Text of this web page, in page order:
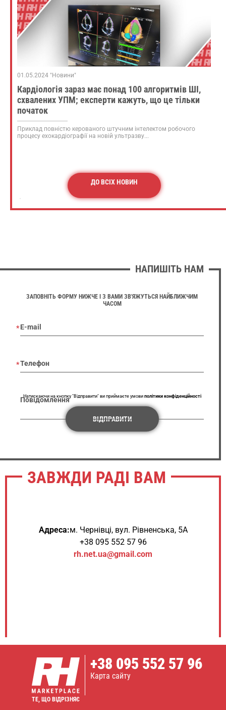
01.05.2024 "Новини"
Кардіологія зараз має понад 100 алгоритмів ШІ,
схвалених УПМ; експерти кажуть, що це тільки
початок
Приклад повністю керованого штучним інтелектом робочого
процесу ехокардіографії на новій ультразву...
ДО ВСІХ НОВИН
НАПИШІТЬ НАМ
ЗАПОВНІТЬ ФОРМУ НИЖЧЕ І З ВАМИ ЗВ'ЯЖУТЬСЯ НАЙБЛИЖЧИМ
ЧАСОМ
E-mail
Телефон
Повідомлення
Натискаючи на кнопку "Відправити" ви приймаєте умови політики конфіденційності
ВІДПРАВИТИ
ЗАВЖДИ РАДІ ВАМ
Адреса:м. Чернівці, вул. Рівненська, 5А
+38 095 552 57 96
rh.net.ua@gmail.com
ТЕ, ЩО ВІДРІЗНЯЄ
+38 095 552 57 96
Карта сайту